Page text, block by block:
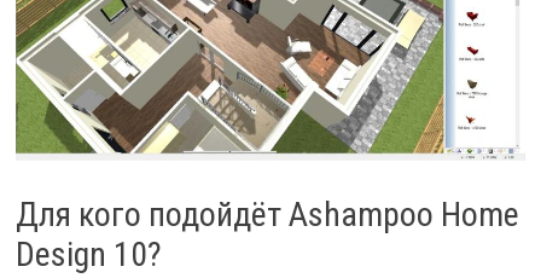
Для кого подойдёт Ashampoo Home
Design 10?